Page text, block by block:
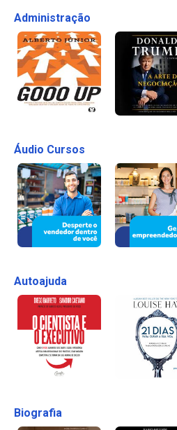
Administração
Áudio Cursos
Autoajuda
Biografia